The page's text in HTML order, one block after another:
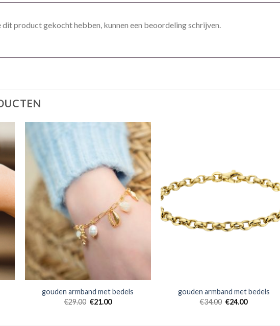
product gekocht hebben, kunnen een beoordeling schrijven.
gouden armband met bedels
€29.00 €21.00
gouden armband met bedels
€34.00 €24.00